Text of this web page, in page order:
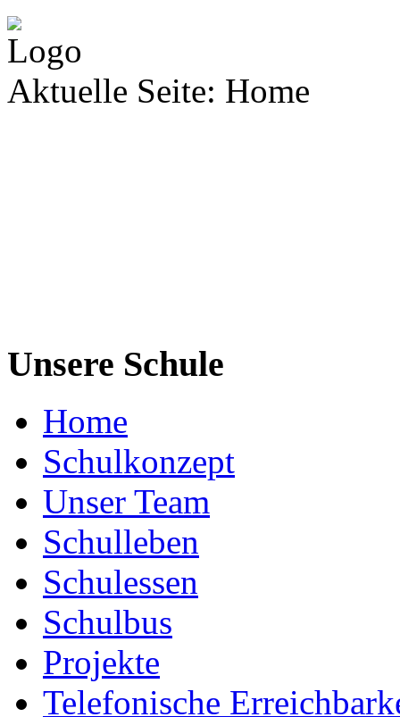
Aktuelle Seite: Home
Unsere Schule
Home
Schulkonzept
Unser Team
Schulleben
Schulessen
Schulbus
Projekte
Telefonische